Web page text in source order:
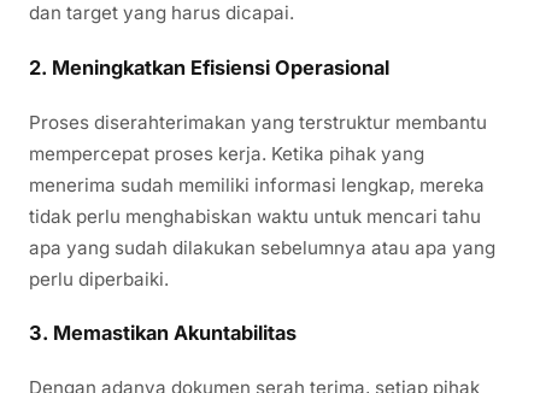
dan target yang harus dicapai.
2. Meningkatkan Efisiensi Operasional
Proses diserahterimakan yang terstruktur membantu
mempercepat proses kerja. Ketika pihak yang
menerima sudah memiliki informasi lengkap, mereka
tidak perlu menghabiskan waktu untuk mencari tahu
apa yang sudah dilakukan sebelumnya atau apa yang
perlu diperbaiki.
3. Memastikan Akuntabilitas
Dengan adanya dokumen serah terima, setiap pihak